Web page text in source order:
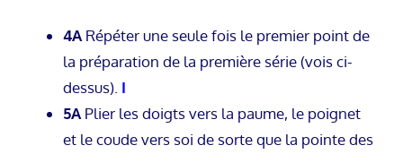
4A Répéter une seule fois le premier point de
la préparation de la première série (vois ci-
dessus). I
5A Plier les doigts vers la paume, le poignet
et le coude vers soi de sorte que la pointe des